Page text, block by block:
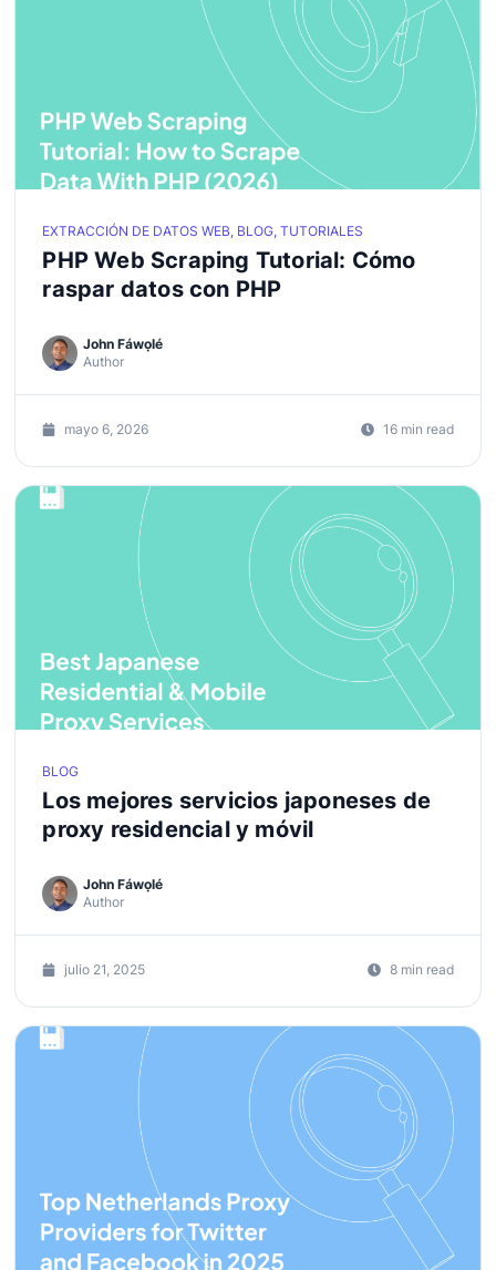
EXTRACCIÓN DE DATOS WEB, BLOG, TUTORIALES
PHP Web Scraping Tutorial: Cómo
raspar datos con PHP
Author
John Fáwọlé
mayo 6, 2026 16 min read
BLOG
Los mejores servicios japoneses de
proxy residencial y móvil
Author
John Fáwọlé
julio 21, 2025 8 min read